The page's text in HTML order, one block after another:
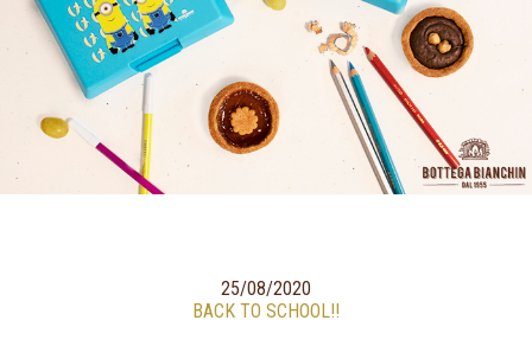
25/08/2020
BACK TO SCHOOL!!